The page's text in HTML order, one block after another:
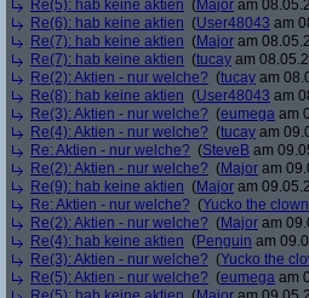
Re(5): hab keine aktien ( Major am
Re(6): hab keine aktien (User48043 am
Re(7): hab keine aktien (Major am
Re(7): hab keine aktien (tucay am
Re(2): Aktien - nur welche? (tucay am
Re(8): hab keine aktien (User48043 am
Re(3): Aktien - nur welche? (eumega am
Re(4): Aktien - nur welche? (tucay am
Re: Aktien - nur welche? (SteveB am
Re(2): Aktien - nur welche? (Major am
Re(9): hab keine aktien (Major am
Re: Aktien - nur welche? (Yucko the clown
Re(2): Aktien - nur welche? (Major am
Re(4): hab keine aktien (Penguin am
Re(3): Aktien - nur welche? (Yucko the
Re(5): Aktien - nur welche? (eumega am